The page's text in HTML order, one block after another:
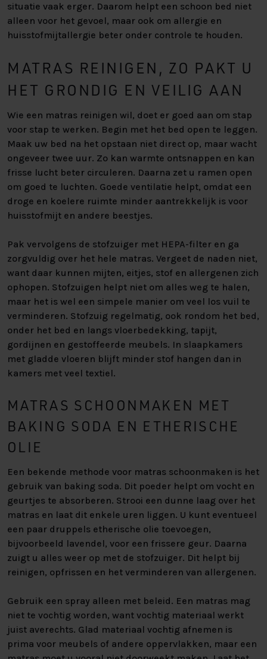
situatie vaak erger. Daarom helpt een schoon bed niet
alleen voor het gevoel, maar ook om allergie en
huisstofmijtallergie beter onder controle te houden.
MATRAS REINIGEN, ZO PAKT U
HET GRONDIG EN VEILIG AAN
Wie een matras reinigen wil, doet er goed aan om stap
voor stap te werken. Begin met het bed open te leggen.
Maak uw bed na het opstaan niet direct op, maar wacht
ongeveer twee uur. Zo kan warmte ontsnappen en kan
frisse lucht beter circuleren. Daarna zet u ramen open
om goed te luchten. Goede ventilatie helpt, omdat een
droge en koelere ruimte minder aantrekkelijk is voor
huisstofmijt en andere beestjes.
Pak vervolgens de stofzuiger met HEPA-filter en ga
zorgvuldig over het hele matras. Vergeet de naden niet,
want daar kunnen mijten, eitjes, stof en allergenen zich
ophopen. Stofzuigen helpt niet om alles weg te halen,
maar het is wel een simpele manier om veel los vuil te
verminderen. Stofzuig regelmatig, ook rondom het bed,
onder het bed en langs vloerbedekking, tapijt,
gordijnen en gestoffeerde meubels. In slaapkamers
met gladde vloeren blijft minder stof hangen dan in
kamers met veel textiel.
MATRAS SCHOONMAKEN MET
BAKING SODA EN ETHERISCHE
OLIE
Een bekende methode voor matras schoonmaken is het
gebruik van baking soda. Dit poeder helpt om vocht en
geurtjes te absorberen. Strooi een dunne laag over het
matras en laat dit enkele uren liggen. U kunt eventueel
een paar druppels etherische olie toevoegen,
bijvoorbeeld lavendel, voor een frissere geur. Daarna
zuigt u alles weer op met de stofzuiger. Dit helpt bij
reinigen, opfrissen en het verminderen van allergenen.
Gebruik een spray alleen met beleid. Een matras mag
niet te vochtig worden, want vochtig materiaal werkt
juist averechts. Glad materiaal vochtig afnemen is
prima voor meubels of andere oppervlakken, maar een